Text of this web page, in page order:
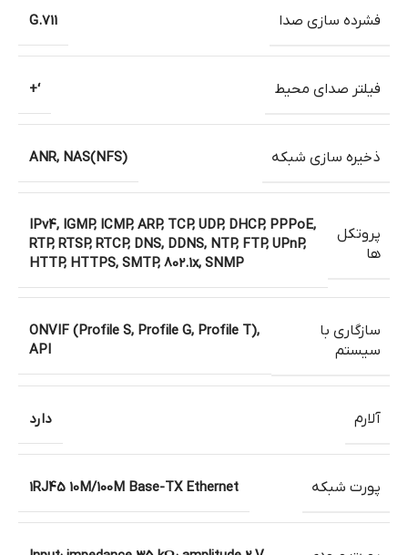
فشرده سازی صدا G.711
فیلتر صدای محیط ‘+
ذخیره سازی شبکه ANR, NAS(NFS)
پروتکل
ها
IPv4, IGMP, ICMP, ARP, TCP, UDP, DHCP, PPPoE,
RTP, RTSP, RTCP, DNS, DDNS, NTP, FTP, UPnP,
HTTP, HTTPS, SMTP, 802.1x, SNMP
سازگاری با
سیستم
ONVIF (Profile S, Profile G, Profile T),
API
آلارم دارد
پورت شبکه 1RJ45 10M/100M Base-TX Ethernet